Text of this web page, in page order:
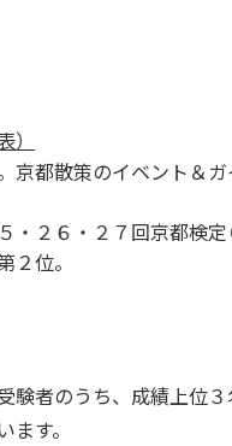
京都散策のイベント＆
・２６・２７回京都検
２位。
験者のうち、成績上位
す。